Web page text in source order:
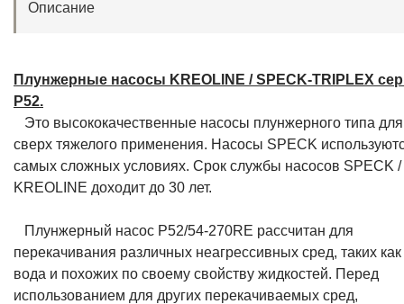
Описание
Плунжерные насосы KREOLINE / SPECK-TRIPLEX
P52.
Это высококачественные насосы плунжерного типа для
сверх тяжелого применения. Насосы SPECK
самых сложных условиях. Срок службы насосов SPECK /
KREOLINE доходит до 30 лет.
Плунжерный насос P52/54-270RE рассчитан для
перекачивания различных неагрессивных сред, таких как
вода и похожих по своему свойству жидкостей. Перед
использованием для других перекачиваемых сред,